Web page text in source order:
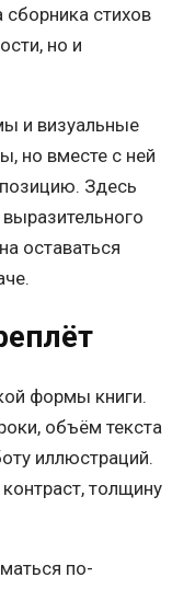
сборника стихов
но и
и визуальные
но вместе с ней
Здесь
оставаться
формы книги.
объём текста
иллюстраций.
толщину
по-